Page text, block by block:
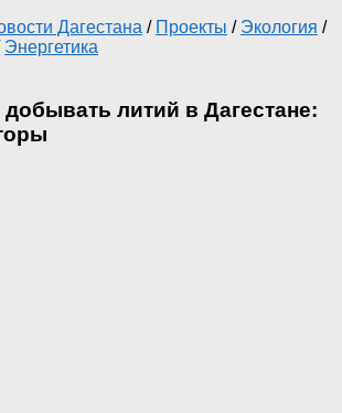
Дагестана / Проекты / Экология /
Энергетика
литий в Дагестане: